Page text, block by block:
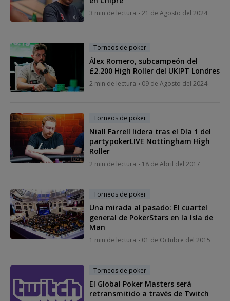
3 min de lectura 21 de Agosto del 2024
Torneos de poker
Álex Romero, subcampeón del
£2.200 High Roller del UKIPT Londres
2 min de lectura 09 de Agosto del 2024
Torneos de poker
Niall Farrell lidera tras el Día 1 del
partypokerLIVE Nottingham High
Roller
2 min de lectura 18 de Abril del 2017
Torneos de poker
Una mirada al pasado: El cuartel
general de PokerStars en la Isla de
Man
1 min de lectura 01 de Octubre del 2015
Torneos de poker
El Global Poker Masters será
retransmitido a través de Twitch